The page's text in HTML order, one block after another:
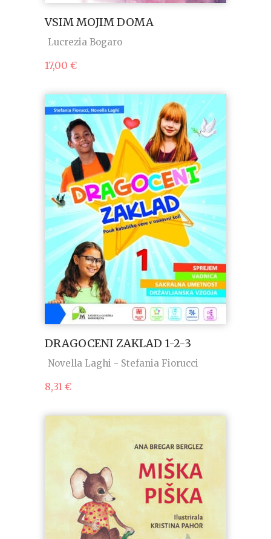
VSIM MOJIM DOMA
Lucrezia Bogaro
17,00 €
DRAGOCENI ZAKLAD 1-2-3
Novella Laghi - Stefania Fiorucci
8,31 €